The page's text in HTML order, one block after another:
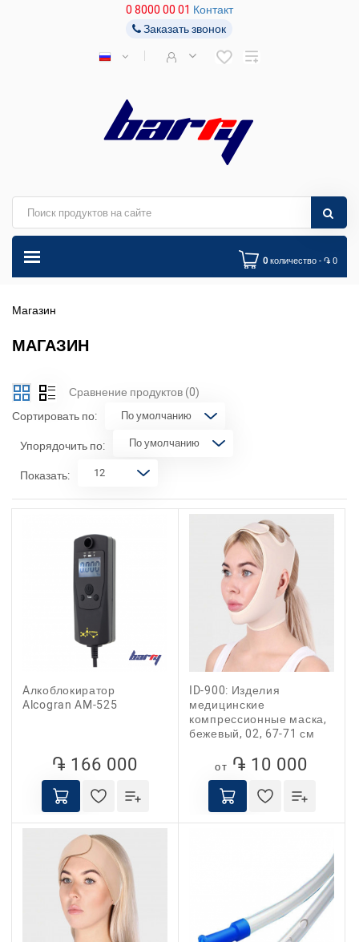
0 8000 00 01 Контакт
Заказать звонок
0 количество - ֏ 0
Магазин
МАГАЗИН
Сравнение продуктов (0)
Сортировать по:
Упорядочить по:
Показать:
Aлкоблокиратор
Alcogran AM-525
֏ 166 000
ID-900: Изделия
медицинские
компрессионные маска,
бежевый, 02, 67-71 см
от ֏ 10 000